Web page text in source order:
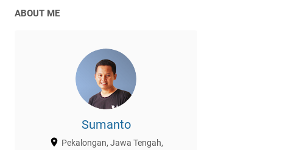
ABOUT ME
Sumanto
Pekalongan, Jawa Tengah,